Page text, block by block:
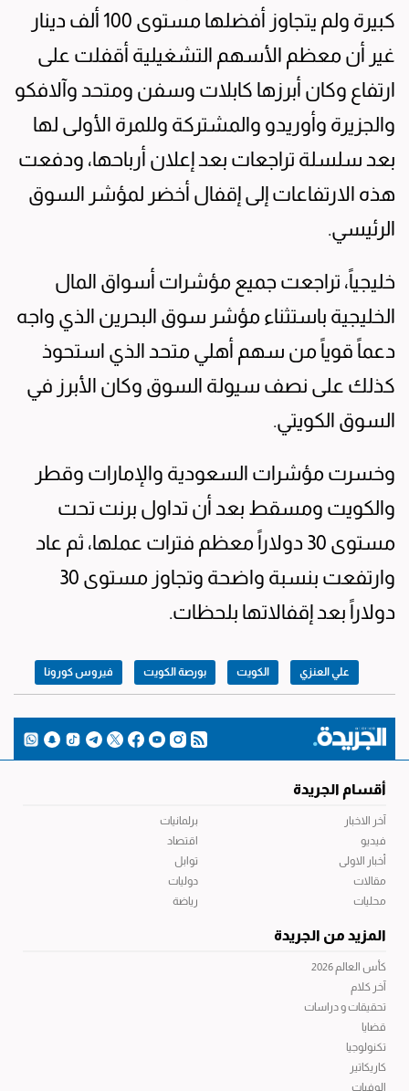
كبيرة ولم يتجاوز أفضلها مستوى 100 ألف دينار
غير أن معظم الأسهم التشغيلية أقفلت على
ارتفاع وكان أبرزها كابلات وسفن ومتحد وآلافكو
والجزيرة وأوريدو والمشتركة وللمرة الأولى لها
بعد سلسلة تراجعات بعد إعلان أرباحها، ودفعت
هذه الارتفاعات إلى إقفال أخضر لمؤشر السوق
الرئيسي.
خليجياً، تراجعت جميع مؤشرات أسواق المال
الخليجية باستثناء مؤشر سوق البحرين الذي واجه
دعماً قوياً من سهم أهلي متحد الذي استحوذ
كذلك على نصف سيولة السوق وكان الأبرز في
السوق الكويتي.
وخسرت مؤشرات السعودية والإمارات وقطر
والكويت ومسقط بعد أن تداول برنت تحت
مستوى 30 دولاراً معظم فترات عملها، ثم عاد
وارتفعت بنسبة واضحة وتجاوز مستوى 30
دولاراً بعد إقفالاتها بلحظات.
علي العنزي الكويت بورصة الكويت فيروس كورونا
أقسام الجريدة
آخر الاخبار
فيديو
أخبار الاولى
مقالات
محليات
برلمانيات
اقتصاد
توابل
دوليات
رياضة
المزيد من الجريدة
كأس العالم 2026
آخر كلام
تحقيقات و دراسات
قضايا
تكنولوجيا
كاريكاتير
الوفيات